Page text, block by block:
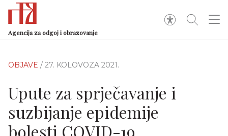
Agencija za odgoj i obrazovanje
OBJAVE / 27. KOLOVOZA 2021.
Upute za sprječavanje i
suzbijanje epidemije
bolesti COVID-19